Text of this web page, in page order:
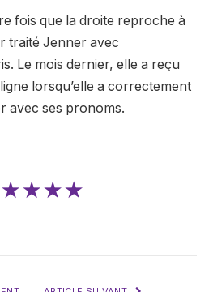
fois que la droite reproche à
traité Jenner avec
Le mois dernier, elle a reçu
lorsqu’elle a correctement
avec ses pronoms.